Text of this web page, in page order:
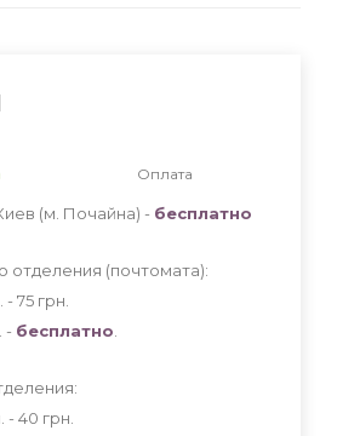
Оплата
(м. Почайна) - бесплатно
отделения (почтомата):
- 75 грн
- бесплатно
- 40 грн